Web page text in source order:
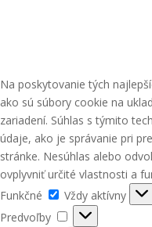
Na poskytovanie tých
ako sú súbory cookie na
zariadení. Súhlas s týmito
údaje, ako je správanie pri
stránke. Nesúhlas alebo
ovplyvniť určité vlastnosti a
Funkčné
Funkčné
Vždy aktívny
Predvoľby
Predvoľby